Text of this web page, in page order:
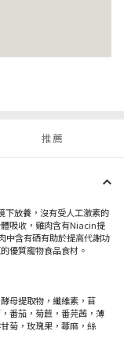
推薦
下放養，沒有受人工激素的
吸收，雞肉含有Niacin提
中含有硒有助於提高代謝功
優質寵物食品食材。
母提取物，纖維素，苜
番茄，菊苣，番芫茜，薄
菊，玫瑰果，蕁麻，絲